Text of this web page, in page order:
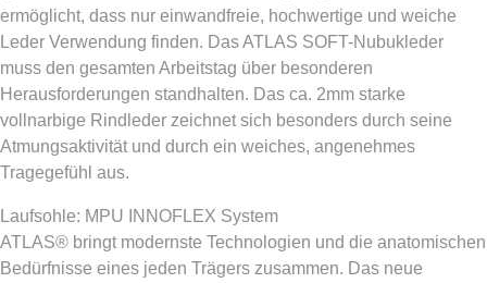
ermöglicht, dass nur einwandfreie, hochwertige und weiche
Leder Verwendung finden. Das ATLAS SOFT-Nubukleder
muss den gesamten Arbeitstag über besonderen
Herausforderungen standhalten. Das ca. 2mm starke
vollnarbige Rindleder zeichnet sich besonders durch seine
Atmungsaktivität und durch ein weiches, angenehmes
Tragegefühl aus.
Laufsohle: MPU INNOFLEX System
ATLAS® bringt modernste Technologien und die anatomischen
Bedürfnisse eines jeden Trägers zusammen. Das neue